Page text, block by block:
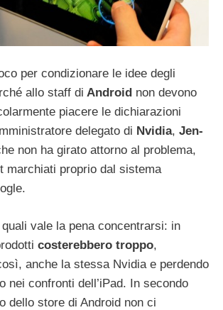
per condizionare le idee degli
allo staff di Android non devono
piacere le dichiarazioni
delegato di Nvidia, Jen-
non ha girato attorno al problema,
marchiati proprio dal sistema
vale la pena concentrarsi: in
costerebbero troppo,
anche la stessa Nvidia e perdendo
nei confronti dell’iPad. In secondo
dello store di Android non ci